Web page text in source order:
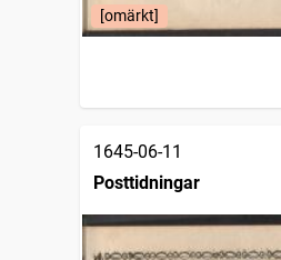
[omärkt]
1645-06-11
Posttidningar